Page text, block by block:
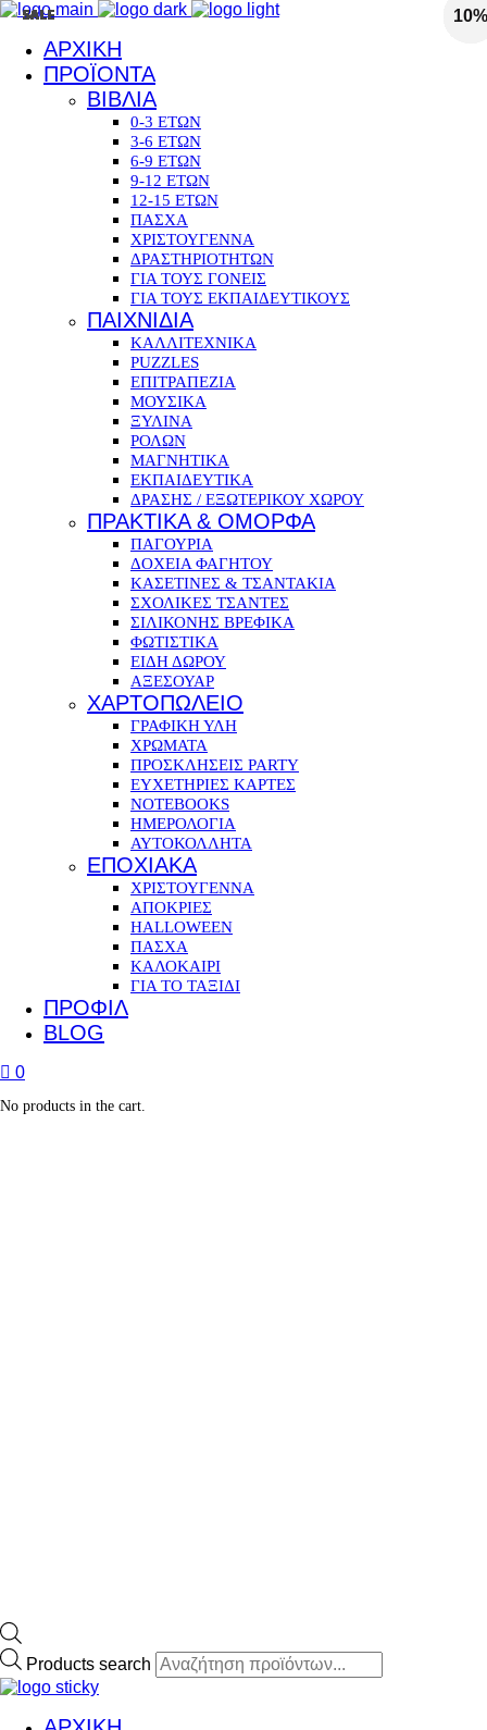
ΑΡΧΙΚΗ
ΠΡΟΪΟΝΤΑ
ΒΙΒΛΙΑ
0-3 ΕΤΩΝ
3-6 ΕΤΩΝ
6-9 ΕΤΩΝ
9-12 ΕΤΩΝ
12-15 ΕΤΩΝ
ΠΑΣΧΑ
ΧΡΙΣΤΟΥΓΕΝΝΑ
ΔΡΑΣΤΗΡΙΟΤΗΤΩΝ
ΓΙΑ ΤΟΥΣ ΓΟΝΕΙΣ
ΓΙΑ ΤΟΥΣ ΕΚΠΑΙΔΕΥΤΙΚΟΥΣ
ΠΑΙΧΝΙΔΙΑ
ΚΑΛΛΙΤΕΧΝΙΚΑ
PUZZLES
ΕΠΙΤΡΑΠΕΖΙΑ
ΜΟΥΣΙΚΑ
ΞΥΛΙΝΑ
ΡΟΛΩΝ
ΜΑΓΝΗΤΙΚΑ
ΕΚΠΑΙΔΕΥΤΙΚΑ
ΔΡΑΣΗΣ / ΕΞΩΤΕΡΙΚΟΥ ΧΩΡΟΥ
ΠΡΑΚΤΙΚΑ & ΟΜΟΡΦΑ
ΠΑΓΟΥΡΙΑ
ΔΟΧΕΙΑ ΦΑΓΗΤΟΥ
ΚΑΣΕΤΙΝΕΣ & ΤΣΑΝΤΑΚΙΑ
ΣΧΟΛΙΚΕΣ ΤΣΑΝΤΕΣ
ΣΙΛΙΚΟΝΗΣ ΒΡΕΦΙΚΑ
ΦΩΤΙΣΤΙΚΑ
ΕΙΔΗ ΔΩΡΟΥ
ΑΞΕΣΟΥΑΡ
ΧΑΡΤΟΠΩΛΕΙΟ
ΓΡΑΦΙΚΗ ΥΛΗ
ΧΡΩΜΑΤΑ
ΠΡΟΣΚΛΗΣΕΙΣ PARTY
ΕΥΧΕΤΗΡΙΕΣ ΚΑΡΤΕΣ
NOTEBOOKS
ΗΜΕΡΟΛΟΓΙΑ
ΑΥΤΟΚΟΛΛΗΤΑ
ΕΠΟΧΙΑΚΑ
ΧΡΙΣΤΟΥΓΕΝΝΑ
ΑΠΟΚΡΙΕΣ
HALLOWEEN
ΠΑΣΧΑ
ΚΑΛΟΚΑΙΡΙ
ΓΙΑ ΤΟ ΤΑΞΙΔΙ
ΠΡΟΦΙΛ
BLOG
0
No products in the cart.
Products search
SALE 10%
SALE 10%
SALE 10%
SALE 10%
SALE 10%
SALE 10%
SALE 10%
SALE 10%
SALE 10%
SALE 10%
SALE 10%
SALE 10%
SALE 10%
SALE 10%
SALE 10%